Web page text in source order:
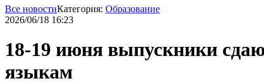
Все новостиКатегория: Образование
2026/06/18 16:23
18-19 июня выпускники
языкам